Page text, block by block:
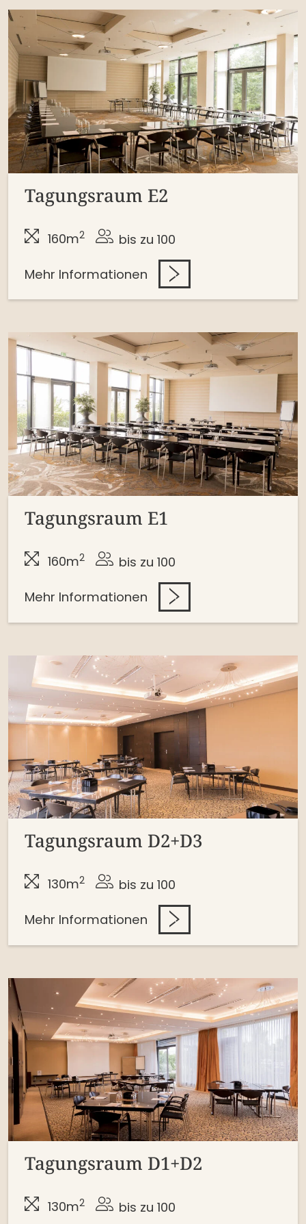
Tagungsraum E2
160m2 bis zu 100
Mehr Informationen
Tagungsraum E1
160m2 bis zu 100
Mehr Informationen
Tagungsraum D2+D3
130m2 bis zu 100
Mehr Informationen
Tagungsraum D1+D2
130m2 bis zu 100